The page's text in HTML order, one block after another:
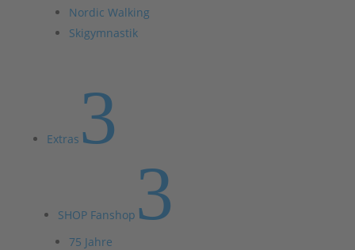
Nordic Walking
Skigymnastik
Extras 3
SHOP Fanshop 3
75 Jahre